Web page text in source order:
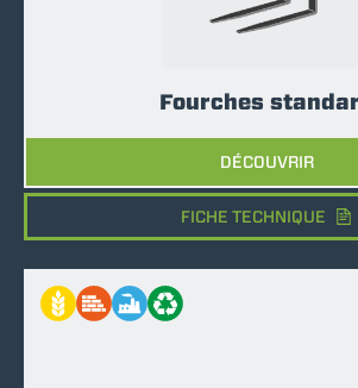
Fourches
DÉCOUVRIR
FICHE TECHNIQUE